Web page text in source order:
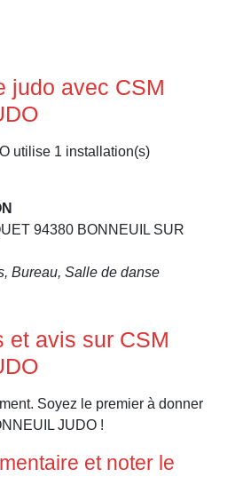
judo avec CSM
utilise 1 installation(s)
94380 BONNEUIL SUR
Bureau, Salle de danse
et avis sur CSM
Soyez le premier à donner
JUDO !
et noter le